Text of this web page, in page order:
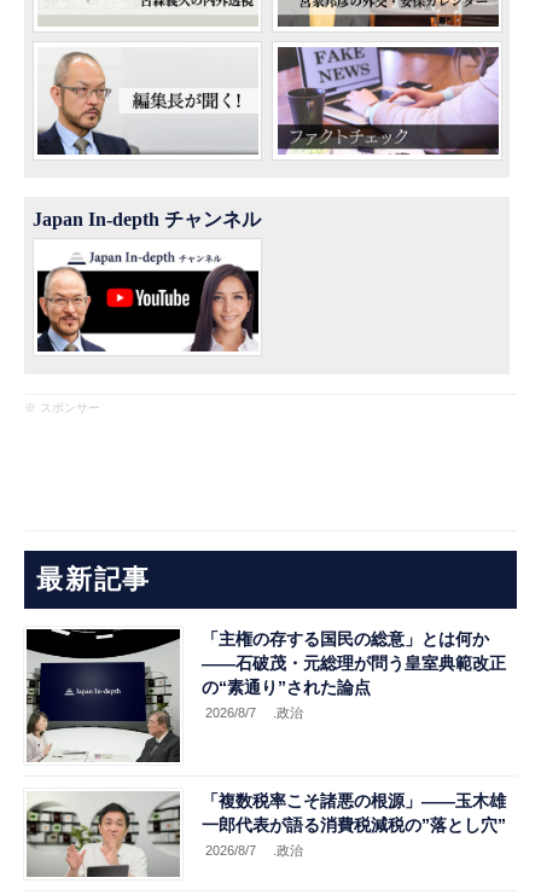
Japan In-depth チャンネル
※ スポンサー
最新記事
「主権の存する国民の総意」とは何か
――石破茂・元総理が問う皇室典範改正
の“素通り”された論点
2026/8/7 .政治
「複数税率こそ諸悪の根源」――玉木雄
一郎代表が語る消費税減税の”落とし穴”
2026/8/7 .政治